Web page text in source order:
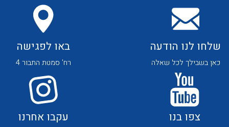
לכל מוצרי היצרן לכל מוצרי היצרן
שלחו לנו הודעה
כאן בשבילך לכל שאלה
באו לפגישה
רח' סמטת התבור 4
צפו בנו עקבו אחרנו